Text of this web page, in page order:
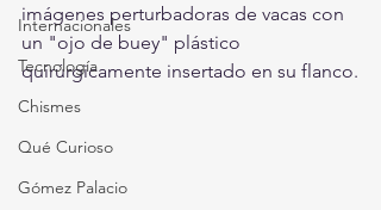
Internacionales
Tecnología
Chismes
Qué Curioso
Gómez Palacio
imágenes perturbadoras de vacas con
un "ojo de buey" plástico
quirúrgicamente insertado en su flanco.